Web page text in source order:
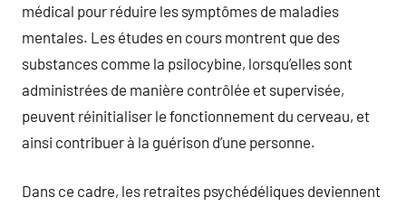
médical pour réduire les symptômes de maladies
mentales. Les études en cours montrent que des
substances comme la psilocybine, lorsqu’elles sont
administrées de manière contrôlée et supervisée,
peuvent réinitialiser le fonctionnement du cerveau, et
ainsi contribuer à la guérison d’une personne.
Dans ce cadre, les retraites psychédéliques deviennent